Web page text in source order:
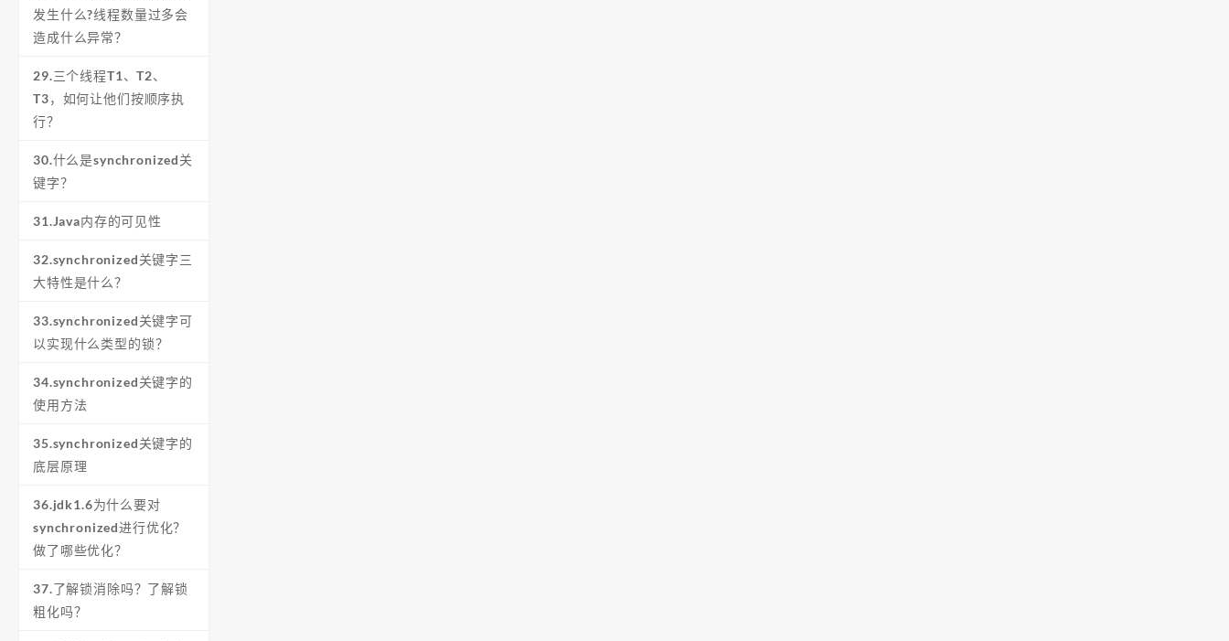
发生什么?线程数量过多会
造成什么异常？
29.三个线程T1、T2、
T3，如何让他们按顺序执
行？
30.什么是synchronized关
键字？
31.Java内存的可见性
32.synchronized关键字三
大特性是什么？
33.synchronized关键字可
以实现什么类型的锁？
34.synchronized关键字的
使用方法
35.synchronized关键字的
底层原理
36.jdk1.6为什么要对
synchronized进行优化？
做了哪些优化？
37.了解锁消除吗？了解锁
粗化吗？